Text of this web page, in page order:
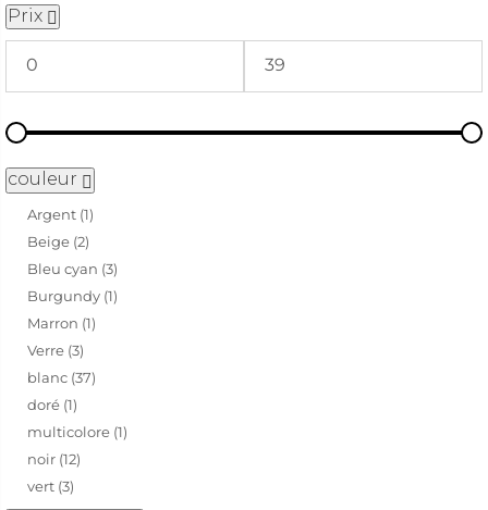
Prix
couleur
Argent (1)
Beige (2)
Bleu cyan (3)
Burgundy (1)
Marron (1)
Verre (3)
blanc (37)
doré (1)
multicolore (1)
noir (12)
vert (3)